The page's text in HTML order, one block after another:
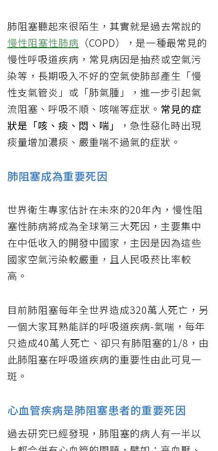
肺阻塞聽起來很陌生，其實就是過去常說的
慢性阻塞性肺病 （COPD），是一種最常見的
慢性呼吸道疾病，常見病因是抽菸或空氣污
染等，長期吸入不好的空氣使肺部產生「慢
性支氣管炎」或「肺氣腫」，進一步引起氣
流阻塞、呼吸不順、咳喘等症狀。 常見的症
狀是「咳、痰、悶、喘」
，急性惡化時出現
痰量增加濃痰、嚴重喘不過氣的症狀。
肺阻塞成為重要死因
世界衛生專家估計在未來的20年內，慢性阻
塞性肺病將成為全球第三大死因，主要集中
在中低收入的開發中國家，主因是因為這些
國家空氣污染較嚴重，且人民吸菸比率較
高。
目前肺阻塞每年全世界造成320萬人死亡，另
一個大家耳熟能詳的呼吸道疾病-氣喘，每年
只造成40萬人死亡、卻只有肺阻塞的1/8，由
此肺阻塞在呼吸道疾病的重要性由此可見一
斑。
心血管疾病是肺阻塞患者的重要死因
過去研究已經發現，肺阻塞的病人有一半以